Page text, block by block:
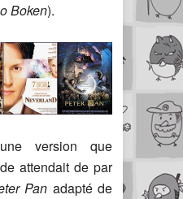
Boken).
version que
attendait de par
Pan adapté de